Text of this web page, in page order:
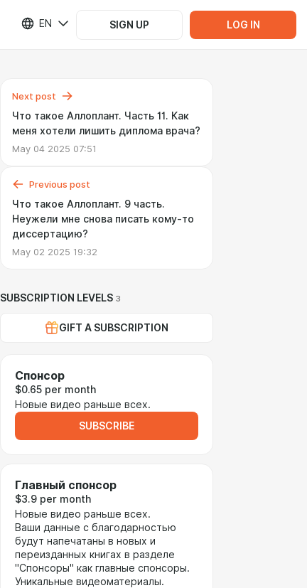
EN SIGN UP LOG IN
Next post
Что такое Аллоплант. Часть 11. Как
меня хотели лишить диплома врача?
May 04 2025 07:51
Previous post
Что такое Аллоплант. 9 часть.
Неужели мне снова писать кому-то
диссертацию?
May 02 2025 19:32
SUBSCRIPTION LEVELS 3
GIFT A SUBSCRIPTION
Спонсор
$0.65 per month
Новые видео раньше всех.
SUBSCRIBE
Главный спонсор
$3.9 per month
Новые видео раньше всех.
Ваши данные с благодарностью
будут напечатаны в новых и
переизданных книгах в разделе
"Спонсоры" как главные спонсоры.
Уникальные видеоматериалы.